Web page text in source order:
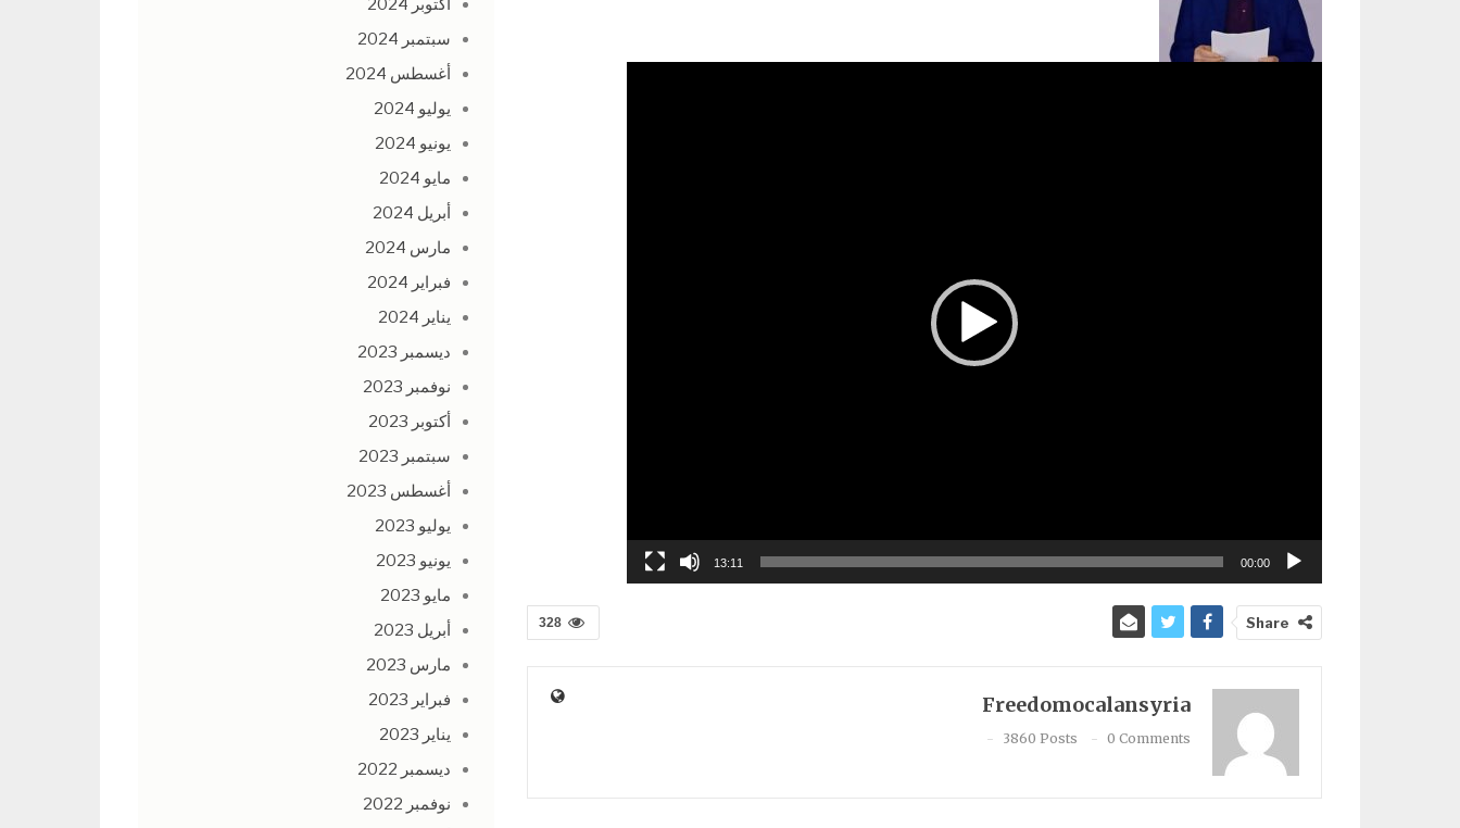
00:00
13:11
328 Share
Freedomocalansyria
3860 Posts 0 Comments
أكتوبر 2024
سبتمبر 2024
أغسطس 2024
يوليو 2024
يونيو 2024
مايو 2024
أبريل 2024
مارس 2024
فبراير 2024
يناير 2024
ديسمبر 2023
نوفمبر 2023
أكتوبر 2023
سبتمبر 2023
أغسطس 2023
يوليو 2023
يونيو 2023
مايو 2023
أبريل 2023
مارس 2023
فبراير 2023
يناير 2023
ديسمبر 2022
نوفمبر 2022